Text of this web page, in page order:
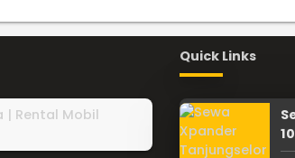
Quick Links